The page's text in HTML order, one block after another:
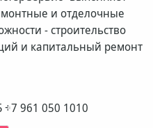
и отделочные
- строительство
и капитальный ремонт
+7 961 050 1010